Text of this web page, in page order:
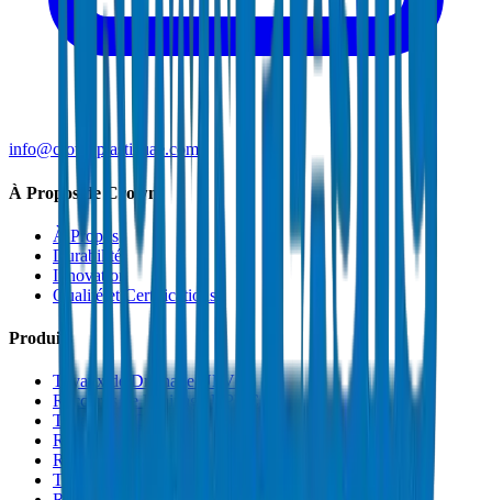
info@crownplasticuae.com
À Propos de Crown
À Propos
Durabilité
Innovation
Qualité et Certifications
Produits
Tuyaux de Drainage UPVC
Raccords de Drainage UPVC
Tuyaux PVC Haute Pression
Raccords PVC Haute Pression
Raccords PVC SCH 40
Tuyaux de Gaine PVC